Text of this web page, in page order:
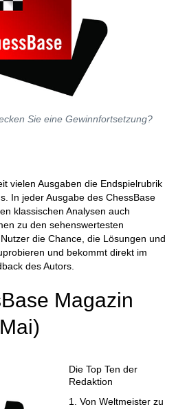
Sie eine Gewinnfortsetzung?
vielen Ausgaben die Endspielrubrik
In jeder Ausgabe des ChessBase
klassischen Analysen auch
zu den sehenswertesten
die Chance, die Lösungen und
und bekommt direkt im
des Autors.
Magazin
Die Top Ten der
Redaktion
1. Von Weltmeister zu